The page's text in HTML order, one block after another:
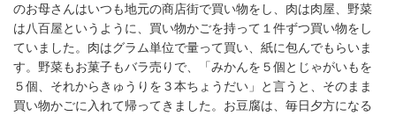
のお母さんはいつも地元の商店街で買い物をし、肉は肉屋、野菜
は八百屋というように、買い物かごを持って１件ずつ買い物をし
ていました。肉はグラム単位で量って買い、紙に包んでもらいま
す。野菜もお菓子もバラ売りで、「みかんを５個とじゃがいもを
５個、それからきゅうりを３本ちょうだい」と言うと、そのまま
買い物かごに入れて帰ってきました。お豆腐は、毎日夕方になる